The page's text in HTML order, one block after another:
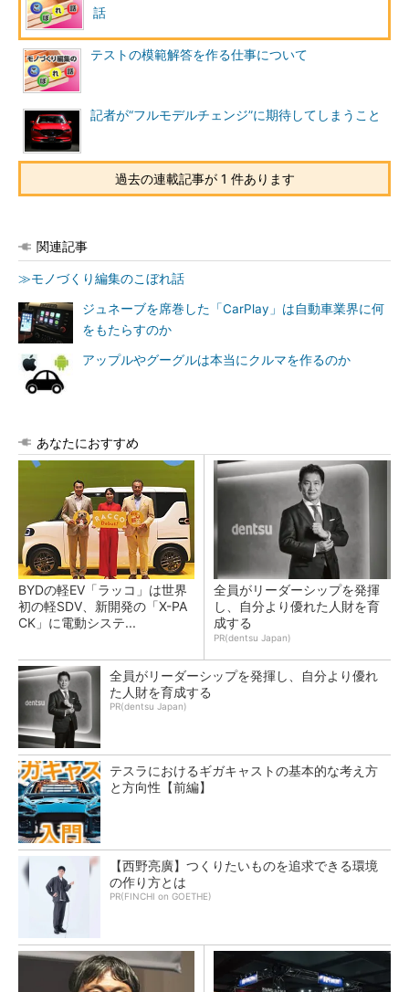
話
テストの模範解答を作る仕事について
記者が“フルモデルチェンジ”に期待してしまうこと
過去の連載記事が 1 件あります
関連記事
≫モノづくり編集のこぼれ話
ジュネーブを席巻した「CarPlay」は自動車業界に何
をもたらすのか
アップルやグーグルは本当にクルマを作るのか
あなたにおすすめ
BYDの軽EV「ラッコ」は世界
初の軽SDV、新開発の「X-PA
CK」に電動システ...
全員がリーダーシップを発揮
し、自分より優れた人財を育
成する
PR(dentsu Japan)
全員がリーダーシップを発揮し、自分より優れ
た人財を育成する
PR(dentsu Japan)
テスラにおけるギガキャストの基本的な考え方
と方向性【前編】
【西野亮廣】つくりたいものを追求できる環境
の作り方とは
PR(FINCHI on GOETHE)